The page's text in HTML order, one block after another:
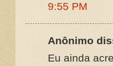
9:55 PM
Anônimo
Eu ainda